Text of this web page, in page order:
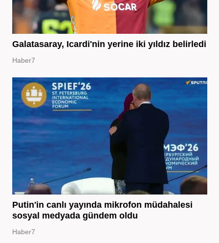
Galatasaray, Icardi'nin yerine iki yıldız belirledi
Haber7
Putin'in canlı yayında mikrofon müdahalesi
sosyal medyada gündem oldu
Haber7